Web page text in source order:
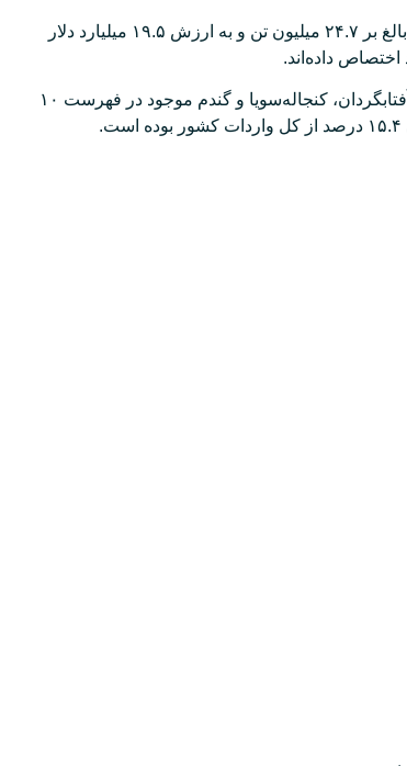
براساس این گزارش، میزان واردات ۲۵ قلم کالای اساسی در ۱۲ ماهه ۱۴۰۲ بالغ بر ۲۴.۷ میلیون تن و به ارزش ۱۹.۵ میلیارد دلار
شایان ذکر است، اقلام اساسی شامل ذرت دامی، دانه سویا، برنج، روغن دانه‌آفتابگردان، کنجاله‌سویا و گندم موجود در فهرست ۱۰